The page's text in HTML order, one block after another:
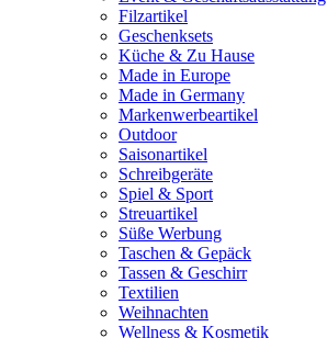
Filzartikel
Geschenksets
Küche & Zu Hause
Made in Europe
Made in Germany
Markenwerbeartikel
Outdoor
Saisonartikel
Schreibgeräte
Spiel & Sport
Streuartikel
Süße Werbung
Taschen & Gepäck
Tassen & Geschirr
Textilien
Weihnachten
Wellness & Kosmetik